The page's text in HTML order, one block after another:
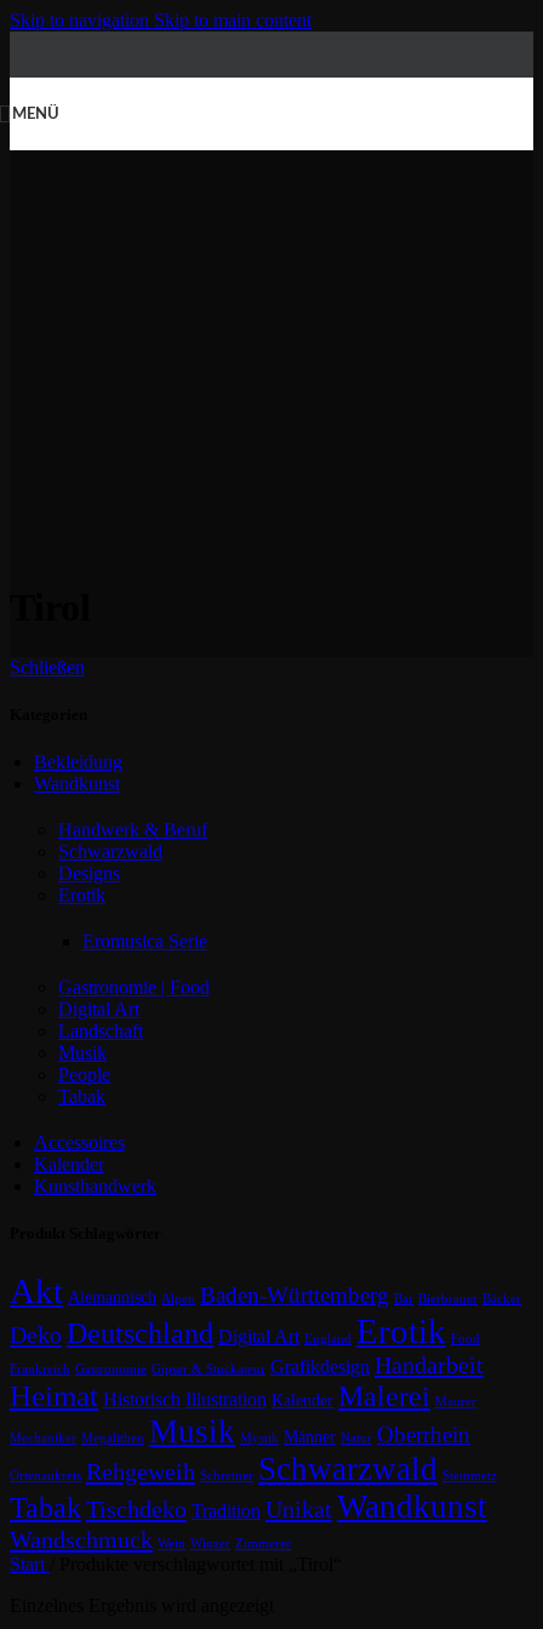
Skip to navigation Skip to main content
MENÜ
Schließen
Bekleidung
Wandkunst
Handwerk & Beruf
Schwarzwald
Designs
Erotik
Eromusica Serie
Gastronomie | Food
Digital Art
Landschaft
Musik
People
Tabak
Accessoires
Kalender
Kunsthandwerk
Akt Alemannisch Alpen Baden-Württemberg Bar Bierbrauer Bäcker
DekoDeutschland Digital Art England Erotik Food
Frankreich Gastronomie Gipser & Stuckateur Grafikdesign Handarbeit
Heimat Historisch Illustration Kalender Malerei Maurer
Mechaniker Megalithen Musik Mystik Männer Natur Oberrhein
Ortenaukreis Rehgeweih Schreiner Schwarzwald Steinmetz
TabakTischdeko Tradition Unikat Wandkunst
Wandschmuck Wein Winzer Zimmerer
Start